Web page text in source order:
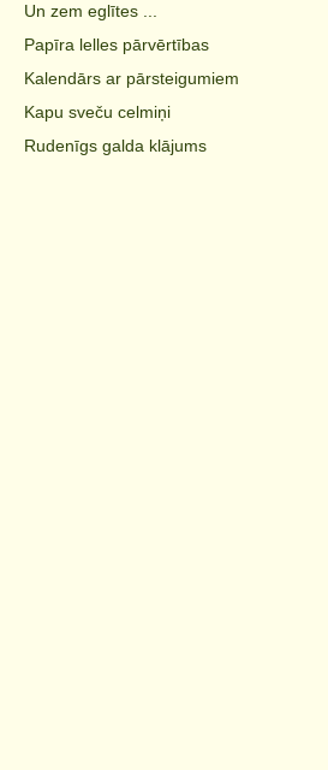
Un zem eglītes ...
Papīra lelles pārvērtības
Kalendārs ar pārsteigumiem
Kapu sveču celmiņi
Rudenīgs galda klājums